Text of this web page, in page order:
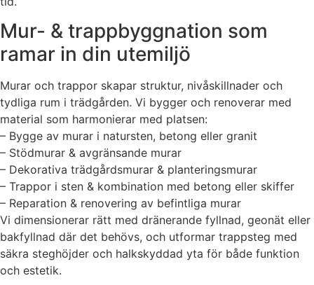
Mur- & trappbyggnation som
ramar in din utemiljö
Murar och trappor skapar struktur, nivåskillnader och
tydliga rum i trädgården. Vi bygger och renoverar med
material som harmonierar med platsen:
– Bygge av murar i natursten, betong eller granit
– Stödmurar & avgränsande murar
– Dekorativa trädgårdsmurar & planteringsmurar
– Trappor i sten & kombination med betong eller skiffer
– Reparation & renovering av befintliga murar
Vi dimensionerar rätt med dränerande fyllnad, geonät eller
bakfyllnad där det behövs, och utformar trappsteg med
säkra steghöjder och halkskyddad yta för både funktion
och estetik.